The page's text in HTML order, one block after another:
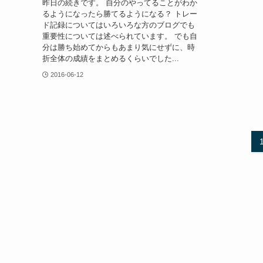
昨日の続きです。 自分のやってることがわか
るようになったら勝てるようになる？ トレー
ド記録についてはいろいろな方のブログでも
重要性については述べられています。 でも自
分は勝ち始めてからもあまり気にせずに、時
折全体の成績をまとめるくらいでした...
2016-06-12
1